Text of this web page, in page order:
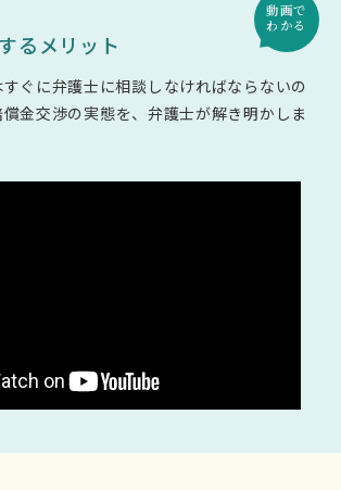
動画で
わかる
るメリット
ぐに弁護士に相談しなければならないの
金交渉の実態を、弁護士が解き明かしま